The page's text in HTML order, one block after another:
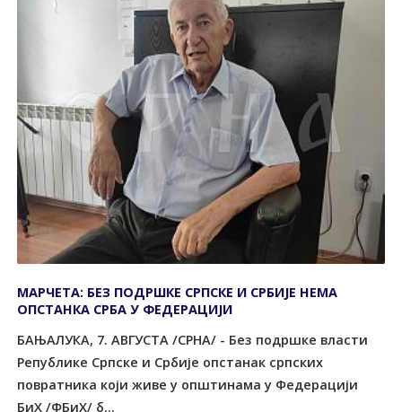
МАРЧЕТА: БЕЗ ПОДРШКЕ СРПСКЕ И СРБИЈЕ НЕМА
ОПСТАНКА СРБА У ФЕДЕРАЦИЈИ
БАЊАЛУКА, 7. АВГУСТА /СРНА/ - Без подршке власти
Републике Српске и Србије опстанак српских
повратника који живе у општинама у Федерацији
БиХ /ФБиХ/ б...